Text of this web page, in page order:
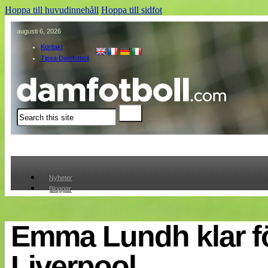
Hoppa till huvudinnehåll Hoppa till sidfot
augusti 6, 2026
Kontakt
Tipsa Damfotboll
Sök
Nyheter
Bloggar
Cuper
Medlemmar
Medlemsbilder
Om oss
Emma Lundh klar